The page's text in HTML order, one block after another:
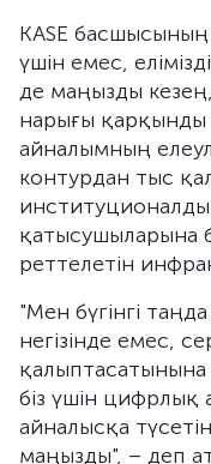
KASE
үшін емес,
де маңызды
нарығы қарқынды
айналымның
контурдан тыс
қатысушыларына
реттелетін
"Мен бүгінгі
негізінде емес,
біз үшін
айналысқа
маңызды", – деп